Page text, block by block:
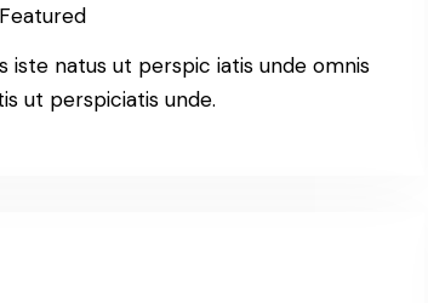
Featured
iste natus ut perspic iatis unde omnis
ut perspiciatis unde.